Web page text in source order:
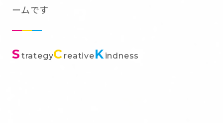
ームです
S trategyC reativeKindness